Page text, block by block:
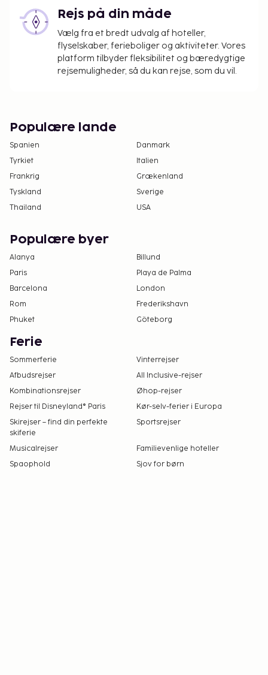
Rejs på din måde
Vælg fra et bredt udvalg af hoteller,
flyselskaber, ferieboliger og aktiviteter. Vores
platform tilbyder fleksibilitet og bæredygtige
rejsemuligheder, så du kan rejse, som du vil.
Populære lande
Spanien
Danmark
Tyrkiet
Italien
Frankrig
Grækenland
Tyskland
Sverige
Thailand
USA
Populære byer
Alanya
Billund
Paris
Playa de Palma
Barcelona
London
Rom
Frederikshavn
Phuket
Göteborg
Ferie
Sommerferie
Vinterrejser
Afbudsrejser
All Inclusive-rejser
Kombinationsrejser
Øhop-rejser
Rejser til Disneyland® Paris
Kør-selv-ferier i Europa
Skirejser – find din perfekte
skiferie
Sportsrejser
Musicalrejser
Familievenlige hoteller
Spaophold
Sjov for børn